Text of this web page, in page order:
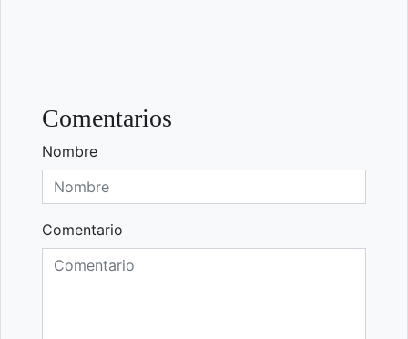
Comentarios
Nombre
Comentario